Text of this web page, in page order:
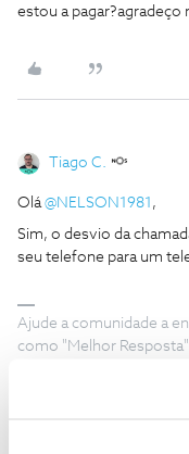
estou a pagar?agradeço
Tiago C.
Olá@NELSON1981 ,
Sim, o desvio da
seu telefone para um
Ajude a comunidade a
como "Melhor